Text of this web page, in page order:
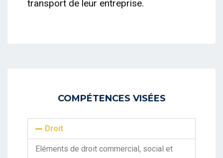
transport de leur entreprise.
COMPÉTENCES VISÉES
Droit
Eléments de droit commercial, social et